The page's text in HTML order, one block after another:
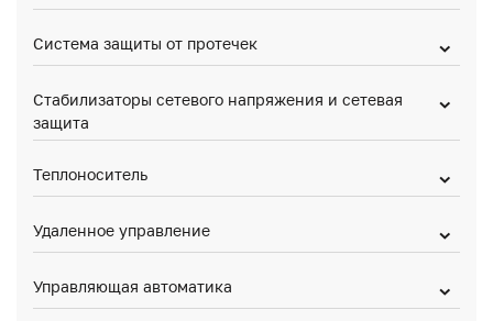
Система защиты от протечек
Стабилизаторы сетевого напряжения и сетевая
защита
Теплоноситель
Удаленное управление
Управляющая автоматика